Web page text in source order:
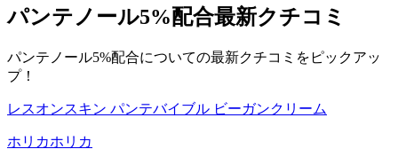
パンテノール5%配合最新クチコミ
パンテノール5%配合についての最新クチコミをピックアッ
プ！
レスオンスキン パンテバイブル ビーガンクリーム
ホリカホリカ